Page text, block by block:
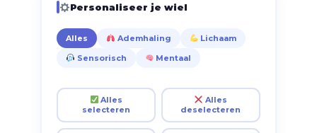
Personaliseer je wiel
Alles Ademhaling
Lichaam
Sensorisch
Mentaal
Alles
selecteren
Alles
deselecteren